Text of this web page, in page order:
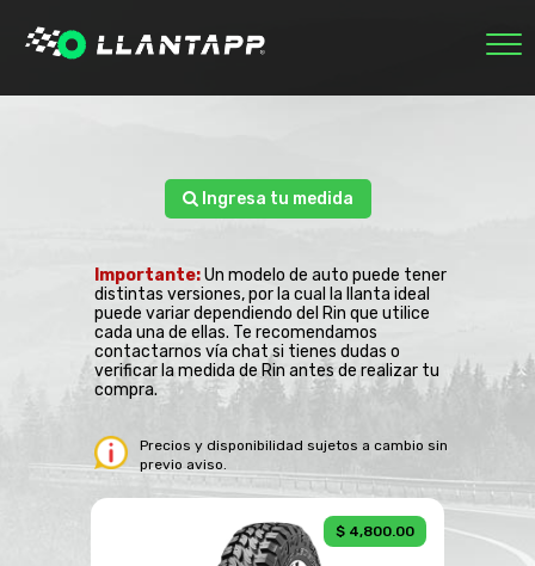
ECOLÓGICAS
RASTREAR PEDIDO
SESIÓN
Ingresa tu medida
Importante:Un modelo de auto puede tener
distintas versiones, por la cual la llanta ideal
puede variar dependiendo del Rin que utilice
cada una de ellas. Te recomendamos
contactarnos vía chat si tienes dudas o
verificar la medida de Rin antes de realizar tu
compra.
Precios y disponibilidad sujetos a cambio sin
previo aviso.
$ 4,800.00